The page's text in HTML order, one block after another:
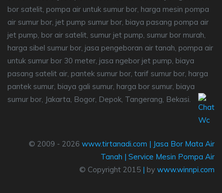
bor satelit, pompa air untuk sumur bor, harga mesin pompa
air sumur bor, jet pump sumur bor, biaya pasang pompa air
jet pump, bor air satelit, sumur jet pump, sumur bor murah,
harga sibel sumur bor, jasa pengeboran air tanah, pompa air
untuk sumur bor 30 meter, jasa ngebor jet pump, biaya
pasang satelit air, pantek sumur bor, tarif sumur bor, harga
pantek sumur, biaya gali sumur, harga bor sumur, biaya
sumur bor, Jakarta, Bogor, Depok, Tangerang, Bekasi.
© 2009 - 2026 www.tirtanadi.com | Jasa Bor Mata Air
Tanah | Service Mesin Pompa Air
© Copyright 2015 | by www.winnpi.com